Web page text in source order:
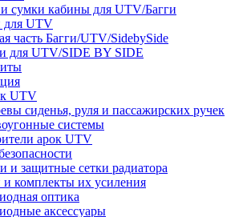
сумки кабины для UTV/Багги
UTV
часть Багги/UTV/SidebySide
для UTV/SIDE BY SIDE
UTV
сиденья, руля и пассажирских ручек
системы
арок UTV
и защитные сетки радиатора
и комплекты их усиления
оптика
аксессуары